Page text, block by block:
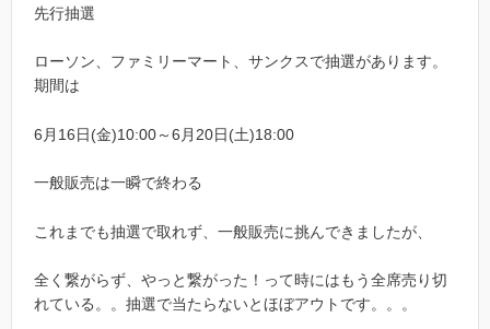
先行抽選
ローソン、ファミリーマート、サンクスで抽選があります。
期間は
6月16日(金)10:00～6月20日(土)18:00
一般販売は一瞬で終わる
これまでも抽選で取れず、一般販売に挑んできましたが、
全く繋がらず、やっと繋がった！って時にはもう全席売り切
れている。。抽選で当たらないとほぼアウトです。。。